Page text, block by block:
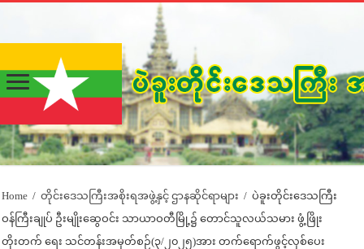
Home / တိုင်းဒေသကြီးအစိုးရအဖွဲ့နှင့် ဌာနဆိုင်ရာများ / ပဲခူးတိုင်းဒေသကြီး
ဝန်ကြီးချုပ် ဦးမျိုးဆွေဝင်း သာယာဝတီမြို့၌ တောင်သူလယ်သမား ဖွံ့ဖြိုး
တိုးတက် ရေး သင်တန်းအမှတ်စဉ်(၃/၂၀၂၅)အား တက်ရောက်ဖွင့်လှစ်ပေး